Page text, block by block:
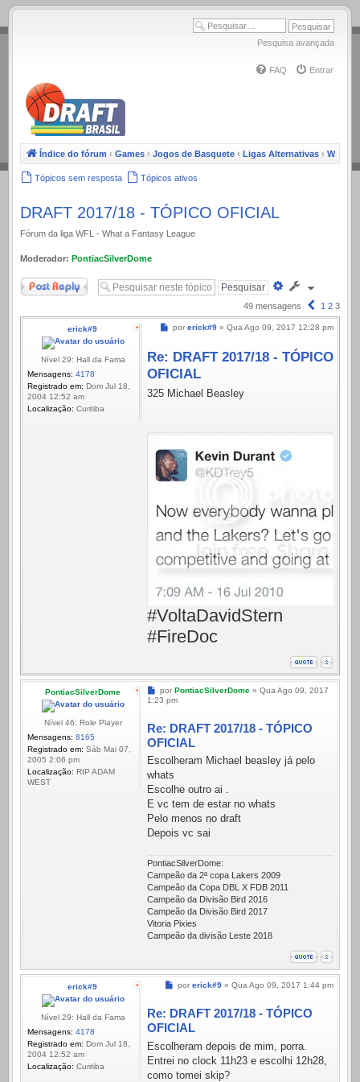
.
Pesquisa avançada
FAQ Entrar
Índice do fórum ‹ Games ‹ Jogos de Basquete ‹ Ligas Alternativas ‹ WFL
Tópicos sem resposta Tópicos ativos
DRAFT 2017/18 - TÓPICO OFICIAL
Fórum da liga WFL - What a Fantasy League
Moderador: PontiacSilverDome
Responder
Pesquisa
avançada
49 mensagens Anterior
1 2 3
erick#9
Nível 29: Hall da Fama
Mensagens: 4178
Registrado em: Dom Jul 18,
2004 12:52 am
Localização: Curitiba
Mensagem
por erick#9 » Qua Ago 09, 2017 12:28 pm
Re: DRAFT 2017/18 - TÓPICO
OFICIAL
325 Michael Beasley
#VoltaDavidStern
#FireDoc
PontiacSilverDome
Nível 46: Role Player
Mensagens: 8165
Registrado em: Sáb Mai 07,
2005 2:06 pm
Localização: RIP ADAM
WEST
Mensagem
por PontiacSilverDome» Qua Ago 09, 2017
1:23 pm
Re: DRAFT 2017/18 - TÓPICO
OFICIAL
Escolheram Michael beasley já pelo
whats
Escolhe outro ai .
E vc tem de estar no whats
Pelo menos no draft
Depois vc sai
PontiacSilverDome:
Campeão da 2ª copa Lakers 2009
Campeão da Copa DBL X FDB 2011
Campeão da Divisão Bird 2016
Campeão da Divisão Bird 2017
Vitoria Pixies
Campeão da divisão Leste 2018
erick#9
Nível 29: Hall da Fama
Mensagens: 4178
Registrado em: Dom Jul 18,
2004 12:52 am
Localização: Curitiba
Mensagem
por erick#9 » Qua Ago 09, 2017 1:44 pm
Re: DRAFT 2017/18 - TÓPICO
OFICIAL
Escolheram depois de mim, porra.
Entrei no clock 11h23 e escolhi 12h28,
como tomei skip?